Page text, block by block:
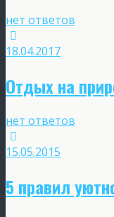
нет ответов
18.04.2017
Отдых на
нет ответов
15.05.2015
5 правил